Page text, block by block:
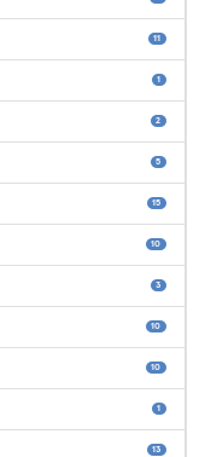
11
1
2
5
15
10
3
10
10
1
13